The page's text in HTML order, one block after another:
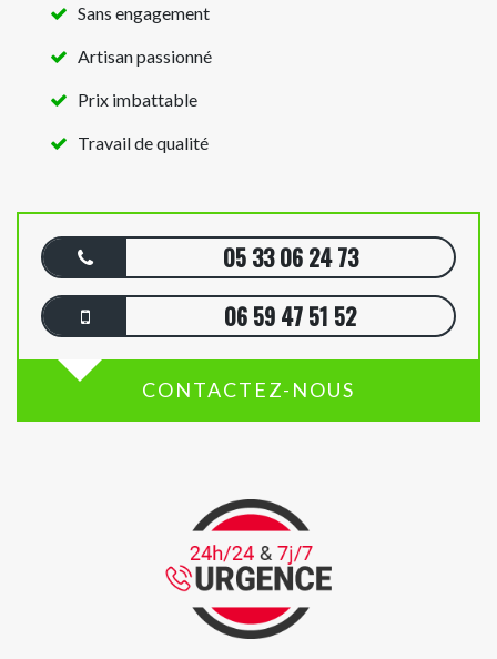
Sans engagement
Artisan passionné
Prix imbattable
Travail de qualité
05 33 06 24 73
06 59 47 51 52
CONTACTEZ-NOUS